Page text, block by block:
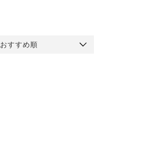
おすすめ順